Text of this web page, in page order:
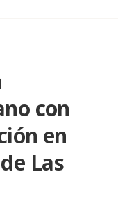
con
en
Las